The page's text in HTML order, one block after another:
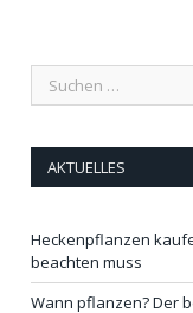
AKTUELLES
Heckenpflanzen
beachten muss
Wann pflanzen? Der